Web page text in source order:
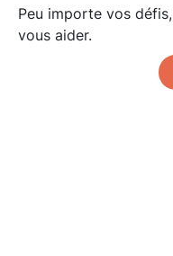
Peu importe vos
vous aider.